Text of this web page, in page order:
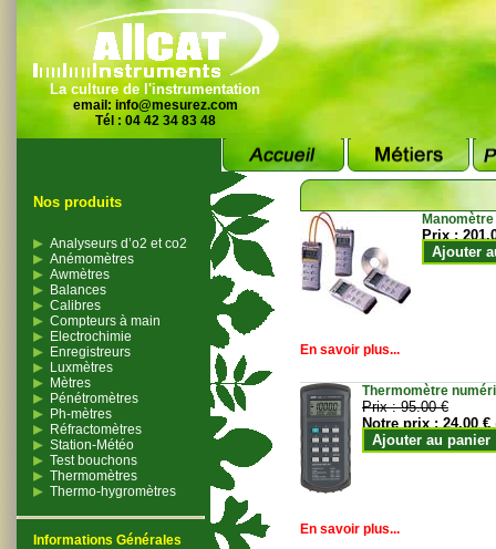
La culture de l'instrumentation
email: info@mesurez.com
Tél : 04 42 34 83 48
Nos produits
Analyseurs d’o2 et co2
Anémomètres
Awmètres
Balances
Calibres
Compteurs à main
Electrochimie
Enregistreurs
Luxmètres
Mètres
Pénétromètres
Ph-mètres
Réfractomètres
Station-Météo
Test bouchons
Thermomètres
Thermo-hygromètres
Informations Générales
Prix :
Ajouter
En savoir plus...
Thermomètre
Prix :95.00 €
Notre prix :24.00 €
Ajouter au panier
En savoir plus...